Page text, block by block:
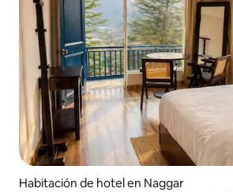
Habitación de hotel en Naggar